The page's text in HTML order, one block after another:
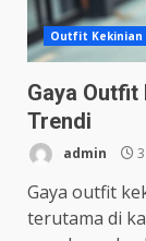
Outfit Kekinian
Gaya Outfit
Trendi
admin
Gaya outfit
terutama di